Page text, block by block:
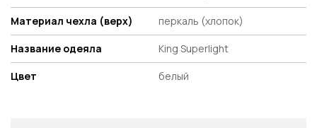
Материал чехла (верх) перкаль (хлопок)
Название одеяла King Superlight
Цвет белый